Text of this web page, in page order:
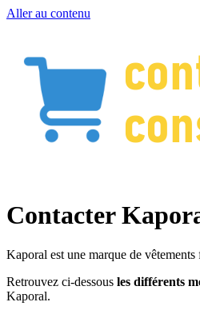
Aller au contenu
Contacter
Kaporal est une marque de
Retrouvez ci-dessous les différents
Kaporal.